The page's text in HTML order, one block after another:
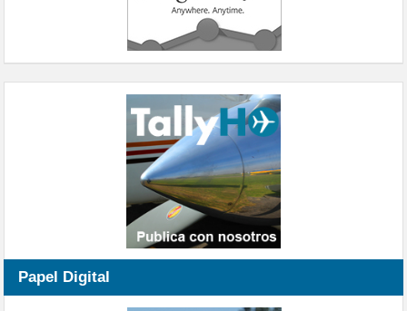
Papel Digital